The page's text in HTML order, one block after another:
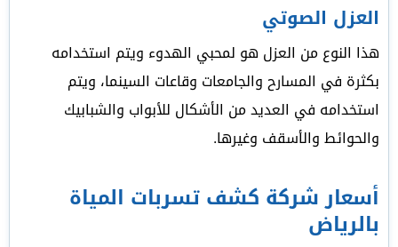
العزل الصوتي
هذا النوع من العزل هو لمحبي الهدوء ويتم استخدامه
بكثرة في المسارح والجامعات وقاعات السينما، ويتم
استخدامه في العديد من الأشكال للأبواب والشبابيك
والحوائط والأسقف وغيرها.
أسعار شركة كشف تسربات المياة
بالرياض